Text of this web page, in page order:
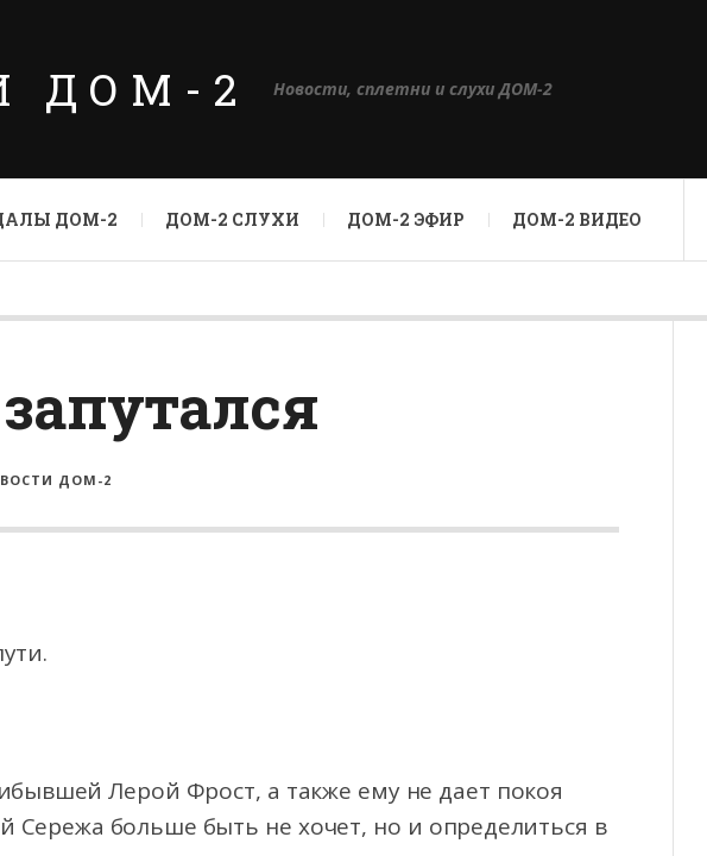
ДОМ-2 Новости, сплетни и слухи ДОМ-2
ДОМ-2 ДОМ-2 СЛУХИ ДОМ-2 ЭФИР ДОМ-2 ВИДЕО
ДОМ-2
Лерой Фрост, а также ему не дает покоя
больше быть не хочет, но и определиться в